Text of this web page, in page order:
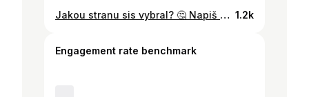
Jakou stranu sis vybral? 🤔 Napiš do komentářů! 💬 ===== Follow me @marexxikfn pro denní Fortnite Content! 🎮🌙 ===== Team: @7dropsesports 💧 Grafik: @happysek.fnbr 🎨 ===== #Fortnite #FortniteClips #Champion #FortniteStreamer #FortniteBR #FortniteGame #FortnitePS4 #Gamer #FortnitePC #FortniteWin #FortniteNews #FortniteLovers #Cracked #FortniteLovers #FortniteFunny #faze #limitrc #FortniteClansRecruiting #FortniteSolo #PC #XBOX #PS4 #Gaming #BattleRoyale #tiktok #VictoryRoyal #Twitch #Explore #ExplorePage #gamer 1.2k
Engagement rate benchmark